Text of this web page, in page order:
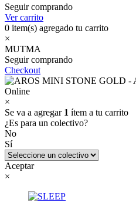
Seguir comprando
Ver carrito
0 item(s) agregado tu carrito
×
MUTMA
Seguir comprando
Checkout
×
Se va a agregar 1 ítem a tu carrito
¿Es para un colectivo?
No
Sí
Aceptar
×